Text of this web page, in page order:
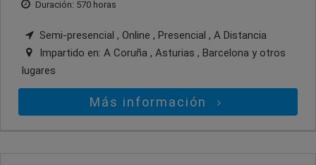
Duración: 570 horas
Semi-presencial , Online , Presencial , A Distancia
Impartido en: A Coruña , Asturias , Barcelona y otros
lugares
Más información